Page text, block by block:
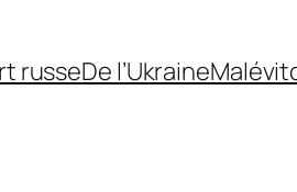
russeDe l’Ukraine